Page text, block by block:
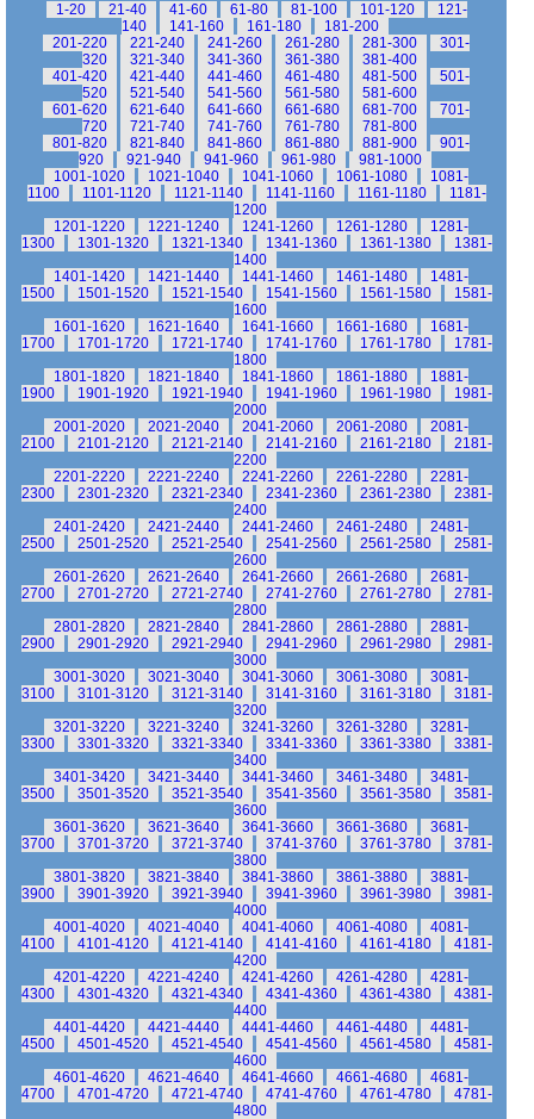
1-20 21-40 41-60 61-80 81-100 101-120
121-
140
141-160 161-180
181-200
201-220
221-240 241-260 261-280 281-300
301-
320
321-340 341-360 361-380
381-400
401-420
421-440 441-460 461-480 481-500
501-
520
521-540 541-560 561-580
581-600
601-620
621-640 641-660 661-680 681-700
701-
720
721-740 741-760 761-780
781-800
801-820
821-840 841-860 861-880 881-900
901-
920
921-940 941-960 961-980
981-1000
1001-1020
1021-1040 1041-1060 1061-1080
1081-
1100
1101-1120 1121-1140 1141-1160 1161-1180
1181-
1200
1201-1220
1221-1240 1241-1260 1261-1280
1281-
1300
1301-1320 1321-1340 1341-1360 1361-1380
1381-
1400
1401-1420
1421-1440 1441-1460 1461-1480
1481-
1500
1501-1520 1521-1540 1541-1560 1561-1580
1581-
1600
1601-1620
1621-1640 1641-1660 1661-1680
1681-
1700
1701-1720 1721-1740 1741-1760 1761-1780
1781-
1800
1801-1820
1821-1840 1841-1860 1861-1880
1881-
1900
1901-1920 1921-1940 1941-1960 1961-1980
1981-
2000
2001-2020
2021-2040 2041-2060 2061-2080
2081-
2100
2101-2120 2121-2140 2141-2160 2161-2180
2181-
2200
2201-2220
2221-2240 2241-2260 2261-2280
2281-
2300
2301-2320 2321-2340 2341-2360 2361-2380
2381-
2400
2401-2420
2421-2440 2441-2460 2461-2480
2481-
2500
2501-2520 2521-2540 2541-2560 2561-2580
2581-
2600
2601-2620
2621-2640 2641-2660 2661-2680
2681-
2700
2701-2720 2721-2740 2741-2760 2761-2780
2781-
2800
2801-2820
2821-2840 2841-2860 2861-2880
2881-
2900
2901-2920 2921-2940 2941-2960 2961-2980
2981-
3000
3001-3020
3021-3040 3041-3060 3061-3080
3081-
3100
3101-3120 3121-3140 3141-3160 3161-3180
3181-
3200
3201-3220
3221-3240 3241-3260 3261-3280
3281-
3300
3301-3320 3321-3340 3341-3360 3361-3380
3381-
3400
3401-3420
3421-3440 3441-3460 3461-3480
3481-
3500
3501-3520 3521-3540 3541-3560 3561-3580
3581-
3600
3601-3620
3621-3640 3641-3660 3661-3680
3681-
3700
3701-3720 3721-3740 3741-3760 3761-3780
3781-
3800
3801-3820
3821-3840 3841-3860 3861-3880
3881-
3900
3901-3920 3921-3940 3941-3960 3961-3980
3981-
4000
4001-4020
4021-4040 4041-4060 4061-4080
4081-
4100
4101-4120 4121-4140 4141-4160 4161-4180
4181-
4200
4201-4220
4221-4240 4241-4260 4261-4280
4281-
4300
4301-4320 4321-4340 4341-4360 4361-4380
4381-
4400
4401-4420
4421-4440 4441-4460 4461-4480
4481-
4500
4501-4520 4521-4540 4541-4560 4561-4580
4581-
4600
4601-4620
4621-4640 4641-4660 4661-4680
4681-
4700
4701-4720 4721-4740 4741-4760 4761-4780
4781-
4800